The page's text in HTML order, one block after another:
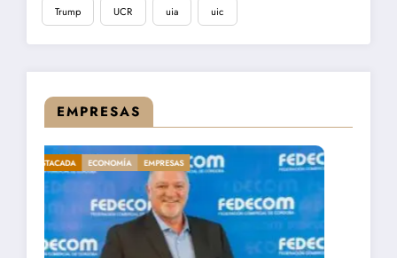
Trump UCR uia uic
EMPRESAS
DESTACADA ECONOMÍA EMPRESAS